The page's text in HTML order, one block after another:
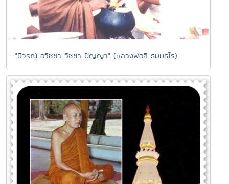
"นิวรณ์ อวิชชา วิชชา ปัญญา" (หลวงพ่อลี ธมฺมธโร)